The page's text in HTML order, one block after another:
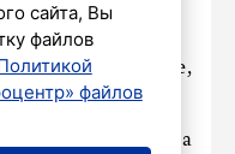
о хулиганстве,
Петербурга
сайта, Вы
файлов
файлов